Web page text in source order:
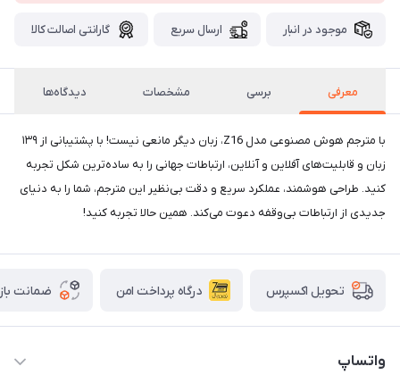
موجود در انبار ارسال سریع گارانتی اصالت کالا
معرفی برسی مشخصات دیدگاه‌ها
با مترجم هوش مصنوعی مدل Z16، زبان دیگر مانعی نیست! با پشتیبانی از ۱۳۹
زبان و قابلیت‌های آفلاین و آنلاین، ارتباطات جهانی را به ساده‌ترین شکل تجربه
کنید. طراحی هوشمند، عملکرد سریع و دقت بی‌نظیر این مترجم، شما را به دنیای
جدیدی از ارتباطات بی‌وقفه دعوت می‌کند. همین حالا تجربه کنید!
تحویل اکسپرس درگاه پرداخت امن ضمانت
واتساپ